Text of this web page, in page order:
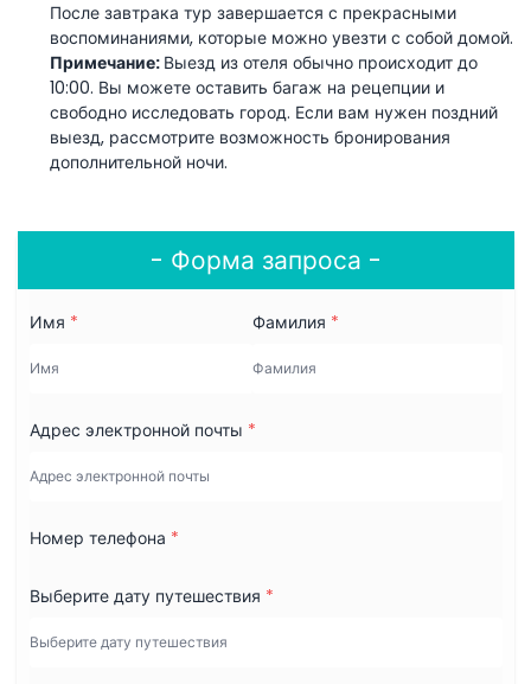
После завтрака тур завершается с прекрасными
воспоминаниями, которые можно увезти с собой домой.
Примечание: Выезд из отеля обычно происходит до
10:00. Вы можете оставить багаж на рецепции и
свободно исследовать город. Если вам нужен поздний
выезд, рассмотрите возможность бронирования
дополнительной ночи.
- Форма запроса -
Имя * Фамилия *
Адрес электронной почты *
Номер телефона *
Выберите дату путешествия *